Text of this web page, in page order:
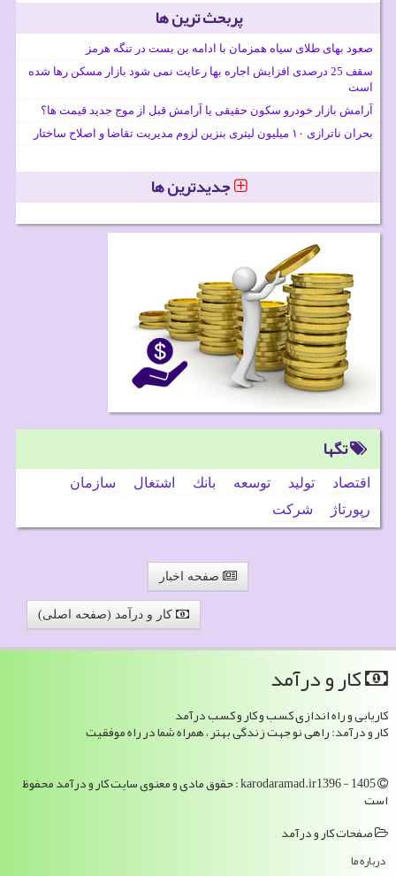
پربحث ترین ها
صعود بهای طلای سیاه همزمان با ادامه بن بست در تنگه هرمز
سقف 25 درصدی افزایش اجاره بها رعایت نمی شود بازار مسکن رها شده
است
آرامش بازار خودرو سکون حقیقی یا آرامش قبل از موج جدید قیمت ها؟
بحران ناترازی ۱۰ میلیون لیتری بنزین لزوم مدیریت تقاضا و اصلاح ساختار
جدیدترین ها
تگها
اقتصاد تولید توسعه بانك اشتغال
سازمان
رپورتاژ
شركت
صفحه اخبار
کار و درآمد (صفحه اصلی)
كار و درآمد
کاریابی و راه اندازی کسب و کار و کسب درآمد
کار و درآمد: راهی نو جهت زندگی بهتر ، همراه شما در راه موفقیت
karodaramad.ir1396 - 1405 : حقوق مادی و معنوی سایت كار و درآمد محفوظ
است
صفحات كار و درآمد
درباره ما